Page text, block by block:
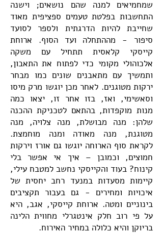
שמחמיאים למנה שהם נושאים; וישנה
התחשבות בפלטת טעמים ספציפית מאוד
שחייבת להיות הדרגתית ולספר לסועד
סיפור - מההתחלה ועד הסוף. ארוחת
קייסקי קלאסית תתחיל עם משקה
אלכוהולי מקומי כדי לפתוח את התאבון,
ותמשיך עם מתאבנים שונים כמו מבחר
ירקות מטוגנים. לאחר מכן יוגשו מרק מיסו
וסאשימי, ואז, בזו אחר זו, יצאו כמה
מנות מוקפדות, בהתאם לטכניקת ההכנה
שלהן: מנה מבושלת, מנה צלויה, מנה
מטוגנת, מנה מאודה ומנה מוחמצת.
לקראת סוף הארוחה יוגשו גם אורז וירקות
חמוצים, וכמובן – איך אי אפשר בלי
קינוח? בעוד והקייסקי נחשב למטבח עילי,
קיימות מסעדות במנעד רחב יחסית של
איכויות ומחירים - גם בעבור תקציבים
בינוניים ומטה. ארוחת קייסקי, אגב, היא
על פי רוב חלק אינטגרלי מחווית הלינה
בריוקן והיא כלולה במחיר האירוח.